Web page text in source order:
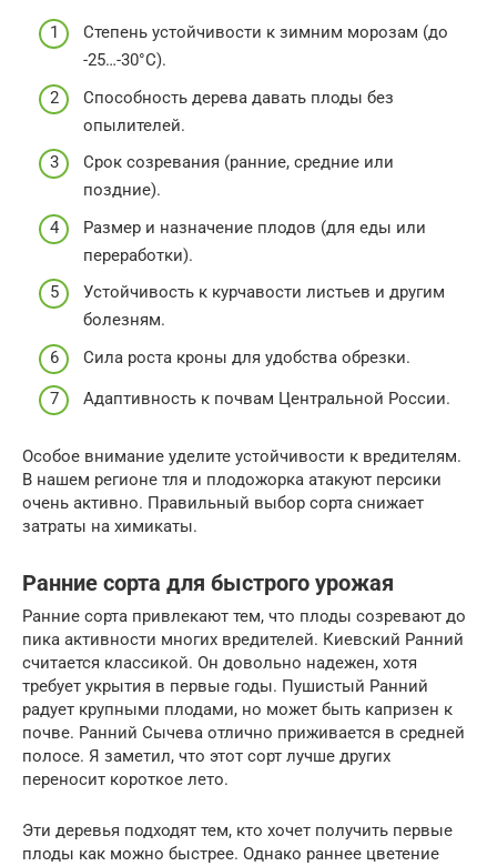
Степень устойчивости к зимним морозам (до
-25…-30°C).
Способность дерева давать плоды без
опылителей.
Срок созревания (ранние, средние или
поздние).
Размер и назначение плодов (для еды или
переработки).
Устойчивость к курчавости листьев и другим
болезням.
Сила роста кроны для удобства обрезки.
Адаптивность к почвам Центральной России.
Особое внимание уделите устойчивости к вредителям.
В нашем регионе тля и плодожорка атакуют персики
очень активно. Правильный выбор сорта снижает
затраты на химикаты.
Ранние сорта для быстрого урожая
Ранние сорта привлекают тем, что плоды созревают до
пика активности многих вредителей. Киевский Ранний
считается классикой. Он довольно надежен, хотя
требует укрытия в первые годы. Пушистый Ранний
радует крупными плодами, но может быть капризен к
почве. Ранний Сычева отлично приживается в средней
полосе. Я заметил, что этот сорт лучше других
переносит короткое лето.
Эти деревья подходят тем, кто хочет получить первые
плоды как можно быстрее. Однако раннее цветение